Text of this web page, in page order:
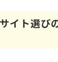
イト選び